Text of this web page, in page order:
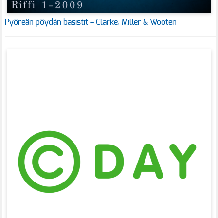
Pyöreän pöydän basistit – Clarke, Miller & Wooten